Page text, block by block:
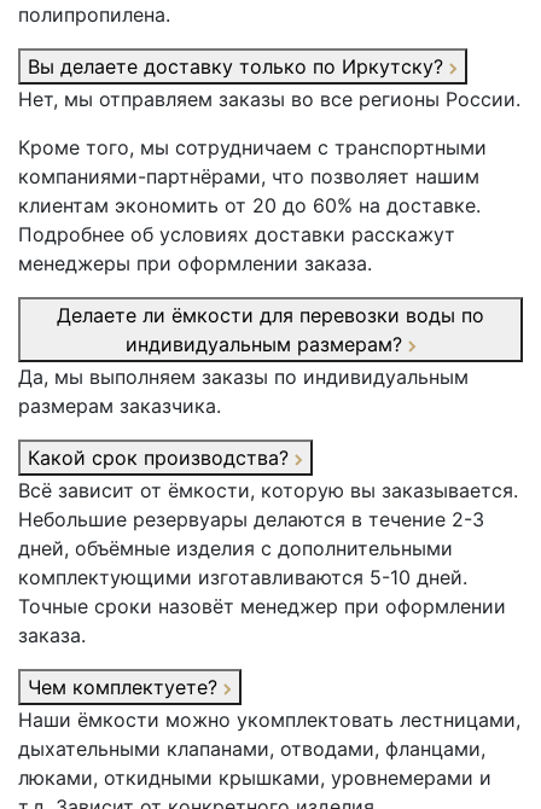
полипропилена.
Вы делаете доставку только по Иркутску?
Нет, мы отправляем заказы во все регионы России.
Кроме того, мы сотрудничаем с транспортными
компаниями-партнёрами, что позволяет нашим
клиентам экономить от 20 до 60% на доставке.
Подробнее об условиях доставки расскажут
менеджеры при оформлении заказа.
Делаете ли ёмкости для перевозки воды по
индивидуальным размерам?
Да, мы выполняем заказы по индивидуальным
размерам заказчика.
Какой срок производства?
Всё зависит от ёмкости, которую вы заказывается.
Небольшие резервуары делаются в течение 2-3
дней, объёмные изделия с дополнительными
комплектующими изготавливаются 5-10 дней.
Точные сроки назовёт менеджер при оформлении
заказа.
Чем комплектуете?
Наши ёмкости можно укомплектовать лестницами,
дыхательными клапанами, отводами, фланцами,
люками, откидными крышками, уровнемерами и